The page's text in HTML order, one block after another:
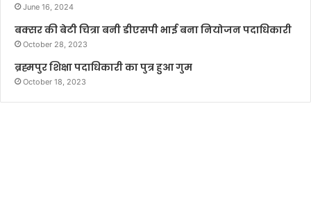
June 16, 2024
बक्सर की बेटी चित्रा बनी डीएसपी भाई बना नियोजन पदाधिकारी
October 28, 2023
ब्रह्मपुर शिक्षा पदाधिकारी का पुत्र हुआ गुम
October 18, 2023